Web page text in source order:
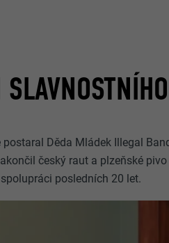
postaral Děda Mládek Illegal
český raut a plzeňské
posledních 20 let.